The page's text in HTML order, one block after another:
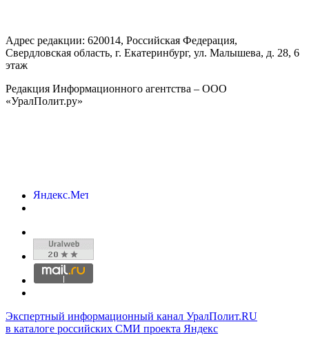
Адрес редакции: 620014, Российская Федерация,
Свердловская область, г. Екатеринбург, ул. Малышева, д. 28, 6
этаж
Редакция Информационного агентства – ООО
«УралПолит.ру»
Экспертный информационный канал УралПолит.RU
в каталоге российских СМИ проекта Яндекс